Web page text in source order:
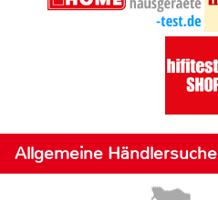
Allgemeine Händlersuche